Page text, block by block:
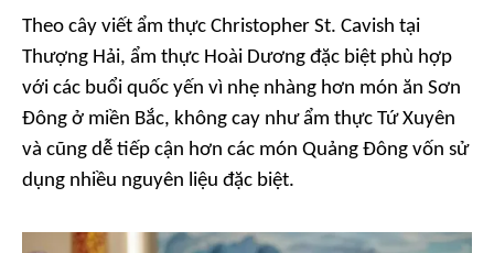
Theo cây viết ẩm thực Christopher St. Cavish tại
Thượng Hải, ẩm thực Hoài Dương đặc biệt phù hợp
với các buổi quốc yến vì nhẹ nhàng hơn món ăn Sơn
Đông ở miền Bắc, không cay như ẩm thực Tứ Xuyên
và cũng dễ tiếp cận hơn các món Quảng Đông vốn sử
dụng nhiều nguyên liệu đặc biệt.